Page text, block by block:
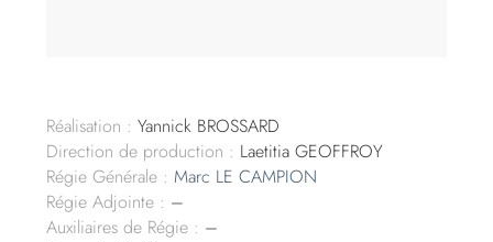
Réalisation : Yannick BROSSARD
Direction de production : Laetitia GEOFFROY
Régie Générale : Marc LE CAMPION
Régie Adjointe : –
Auxiliaires de Régie : –